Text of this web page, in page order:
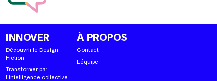
INNOVER
Découvrir le Design
Fiction
Transformer par
l’intelligence collective
À PROPOS
Contact
L’équipe